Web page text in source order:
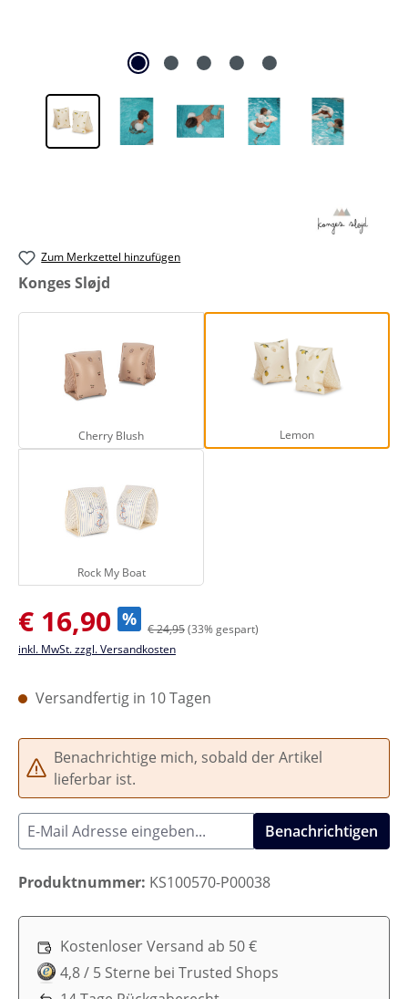
Zum Merkzettel hinzufügen
auswählen
Konges Sløjd
Cherry Blush
Cherry Blush
Lemon
Lemon
Rock My Boat
Rock My Boat
Verkaufspreis:
€ 16,90 % € 24,95(33% gespart)
inkl. MwSt. zzgl. Versandkosten
Versandfertig in 10 Tagen
Benachrichtige mich, sobald der Artikel
lieferbar ist.
Benachrichtigen
Produktnummer: KS100570-P00038
Kostenloser Versand ab 50 €
4,8 / 5 Sterne bei Trusted Shops